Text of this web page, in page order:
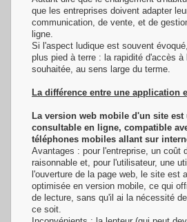
que les entreprises doivent adapter
communication, de vente, et de
ligne.
Si l'aspect ludique est souvent
plus pied à terre : la rapidité d'accès à
souhaitée, au sens large du terme.
La différence entre une application
La version web mobile d'un site est
consultable en ligne, compatible
téléphones mobiles allant sur
Avantages : pour l'entreprise, un coût
raisonnable et, pour l'utilisateur, une
l'ouverture de la page web, le site est
optimisée en version mobile, ce qui
de lecture, sans qu'il ai la nécessité
ce soit.